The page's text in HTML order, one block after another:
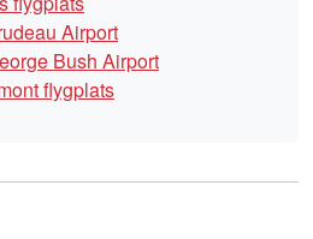
Airport
Bush Airport
flygplats